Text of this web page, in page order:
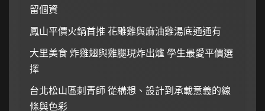
留個資
鳳山平價火鍋首推 花雕雞與麻油雞湯底通通有
大里美食 炸雞翅與雞腿現炸出爐 學生最愛平價選
擇
台北松山區刺青師 從構想、設計到承載意義的線
條與色彩